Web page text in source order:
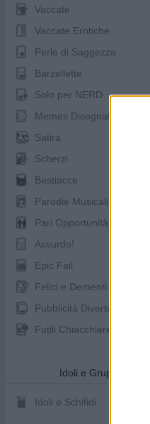
Vaccate
Vaccate Erotiche
Perle di Saggezza
Barzellette
Solo per NERD
Memes Disegnati
Satira
Scherzi
Bestiacce
Parodie Musicali
Pari Opportunità
Assurdo!
Epic Fail
Felici e Dementi
Pubblicità Divertenti
Futili Chiacchiere
Idoli e Gruppi
Idoli e Schifidi